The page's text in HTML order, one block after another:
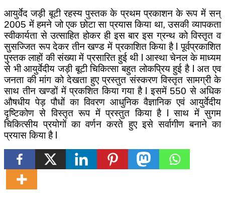
आयुर्वेद जड़ी बूटी रहस्य पुस्तक के प्रथम प्रकाशन के रूप में सन्
2005 में हमने जो एक छोटा सा प्रयास किया था, उसकी व्यापकता
स्वीकार्यता से उत्साहित होकर ही इस बार इस ग्रन्थ को विस्तृत व
सुसज्जित रूप देकर तीन खण्ड में प्रकाशित किया है lपूर्वप्रकाशित
पुस्तक लाहों की संख्या में प्रसारित हुई थी lआस्था चेनल के माध्यम
से भी आयुर्वेदीय जड़ी बूटी चिकित्सा बहुत लोकप्रिय हुई है lअत एव
जनता की मांग को देखता हुए प्रस्तुत संस्करण विस्तृत सामग्री के
साथ तीन खण्डों में प्रकशित किया गया है lइसमें 550 से अधिक
औषधीय पेड़ पौधों का विवरण आधुनिक वैज्ञानिक एवं आयुर्वेदीय
दृष्टिकोण से विस्तृत रूप में प्रस्तुत किया है lसाथ में सुगम
चिकित्सीय प्रयोगों का वर्णन करते हुए इसे सर्वागीण बनाने का
प्रयास किया है l